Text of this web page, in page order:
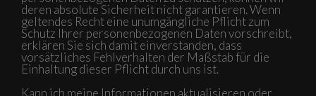
deren absolute Sicherheit nicht garantieren. Wenn
geltendes Recht eine unumgängliche Pflicht zum
Schutz Ihrer personenbezogenen Daten vorschreibt,
erklären Sie sich damit einverstanden, dass
vorsätzliches Fehlverhalten der Maßstab für die
Einhaltung dieser Pflicht durch uns ist.
Kann ich meine Informationen aktualisieren oder